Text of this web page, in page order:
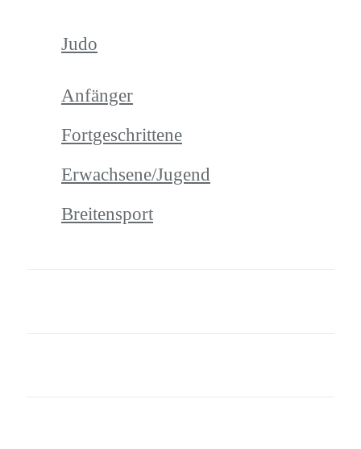
Judo
Anfänger
Fortgeschrittene
Erwachsene/Jugend
Breitensport